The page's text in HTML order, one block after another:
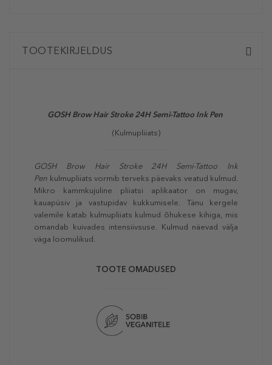
TOOTEKIRJELDUS
GOSH Brow Hair Stroke 24H Semi-Tattoo Ink Pen
(Kulmupliiats)
GOSH Brow Hair Stroke 24H Semi-Tattoo Ink
Pen kulmupliiats vormib terveks päevaks veatud kulmud.
Mikro kammkujuline pliiatsi aplikaator on mugav,
kauapüsiv ja vastupidav kukkumisele. Tänu kergele
valemile katab kulmupliiats kulmud õhukese kihiga, mis
omandab kuivades intensiivsuse. Kulmud näevad välja
väga loomulikud.
TOOTE OMADUSED